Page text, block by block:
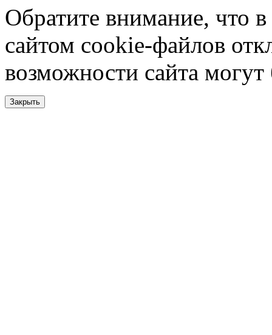
Обратите внимание, что в
сайтом cookie-файлов
возможности сайта
Закрыть